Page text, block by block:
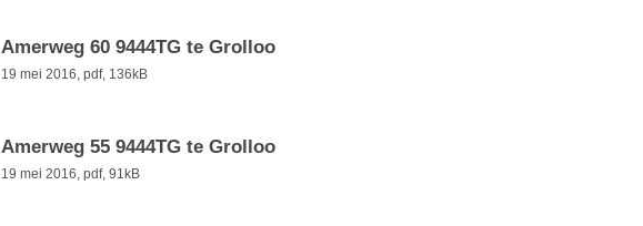
Amerweg 60 9444TG te Grolloo
19 mei 2016, pdf, 136kB
Amerweg 55 9444TG te Grolloo
19 mei 2016, pdf, 91kB